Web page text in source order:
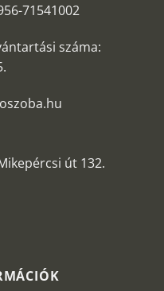
71541002
száma:
út 132.